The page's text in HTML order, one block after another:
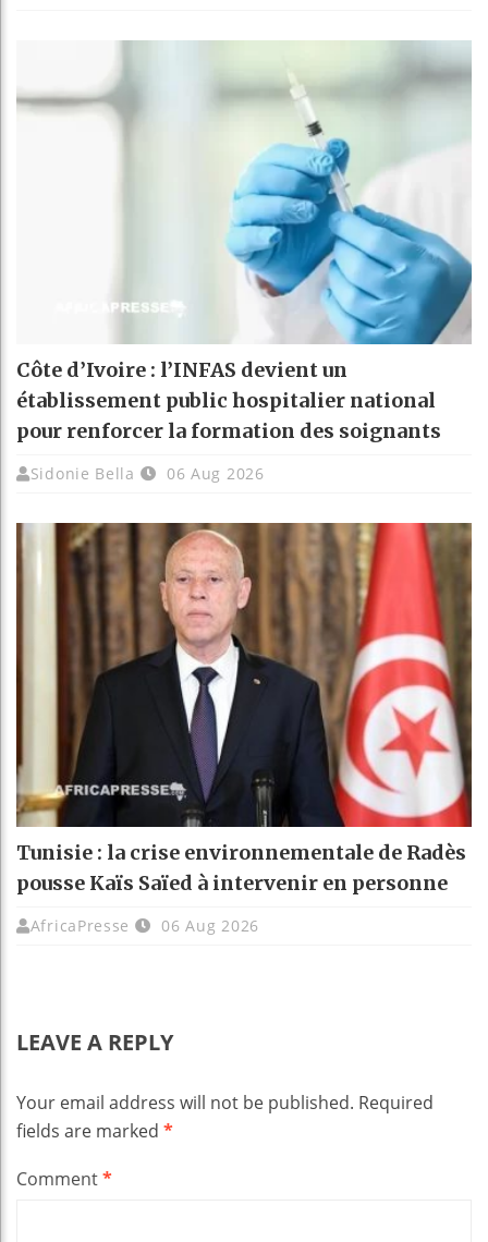
Côte d’Ivoire : l’INFAS devient un
établissement public hospitalier national
pour renforcer la formation des soignants
Sidonie Bella 06 Aug 2026
Tunisie : la crise environnementale de Radès
pousse Kaïs Saïed à intervenir en personne
AfricaPresse 06 Aug 2026
LEAVE A REPLY
Your email address will not be published. Required
fields are marked *
Comment*